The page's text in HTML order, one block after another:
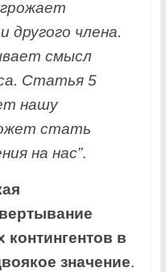
другого члена.
смысл
Статья 5
нашу
стать
на нас”.
в
значение.